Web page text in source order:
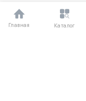
Главная Каталог